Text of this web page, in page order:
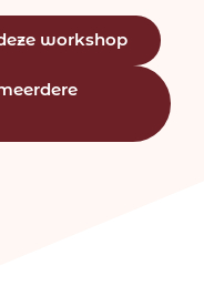
workshop